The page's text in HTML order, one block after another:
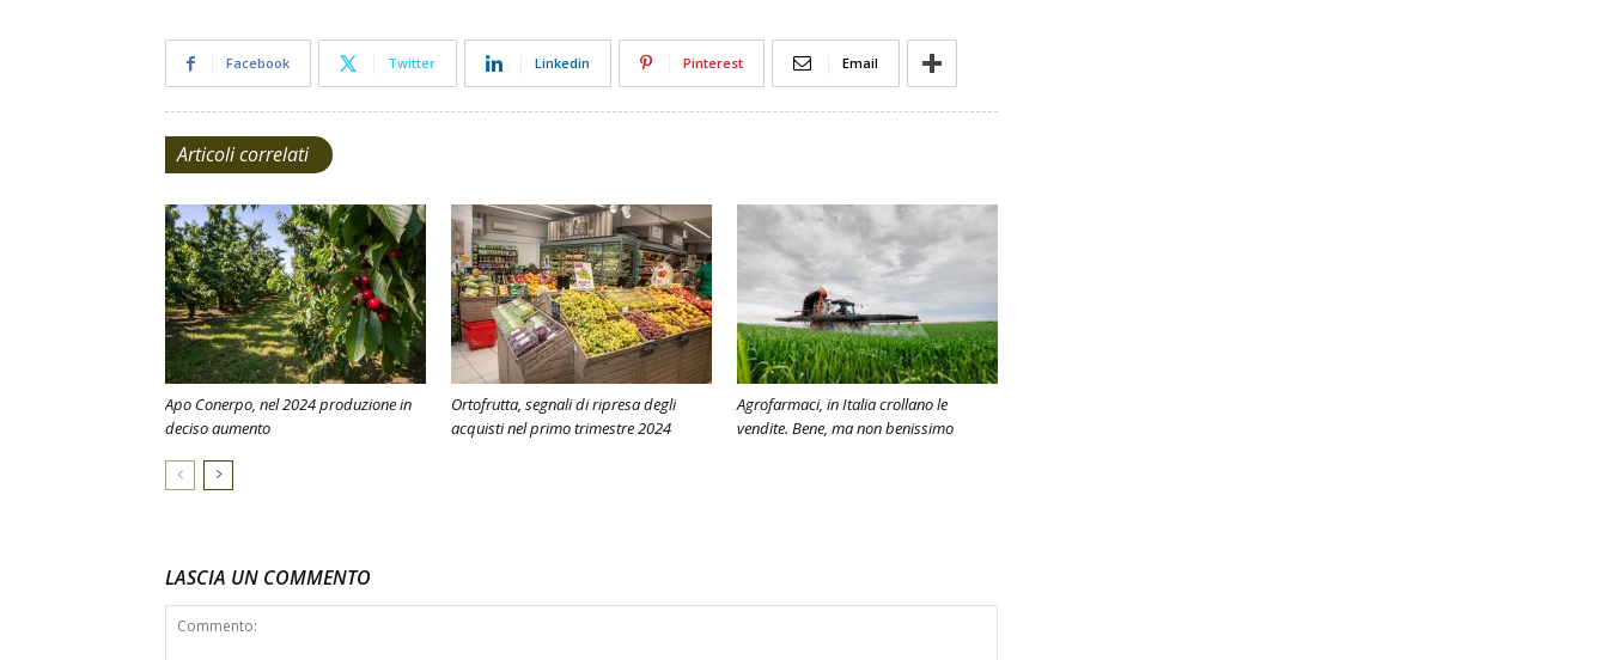
Facebook Twitter Linkedin Pinterest Email
Articoli correlati
Apo Conerpo, nel 2024 produzione in
deciso aumento
Ortofrutta, segnali di ripresa degli
acquisti nel primo trimestre 2024
Agrofarmaci, in Italia crollano le
vendite. Bene, ma non benissimo
LASCIA UN COMMENTO